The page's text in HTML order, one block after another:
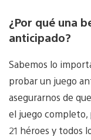
¿Por qué una
anticipado?
Sabemos lo
probar un juego
asegurarnos de
el juego completo,
21 héroes y todos